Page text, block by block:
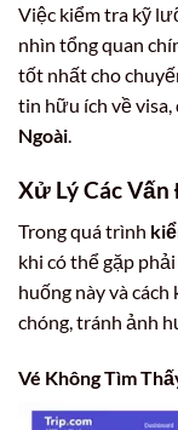
Việc kiểm tra kỹ
nhìn tổng quan
tốt nhất cho
tin hữu ích về
Ngoài.
Xử Lý Các
Trong quá trình
khi có thể gặp
huống này và
chóng, tránh ảnh
Vé Không Tìm